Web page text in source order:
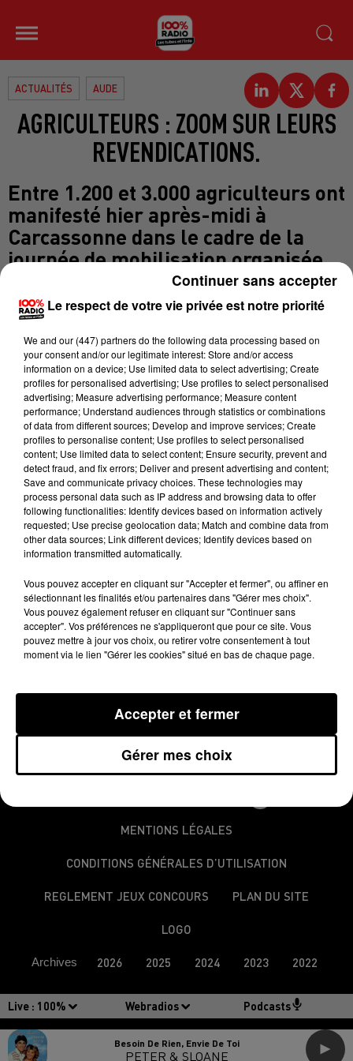
Live : 100% Webradios Podcasts
Besoin De Rien, Envie De Toi
PETER & SLOANE
ACTUALITÉS AUDE
AGRICULTEURS : ZOOM SUR LEURS
REVENDICATIONS.
Entre 1.200 et 3.000 agriculteurs ont
manifesté hier après-midi à
Carcassonne dans le cadre de la
journée de mobilisation organisée
par la FNSEA, la Fédération
nationale des Syndicats
d'Expoitants d'Agricoles Les
agriculteurs protestaient contre le
durcissement de la lutte contre la
pollution aux nitrates...Ils ont reçu
le renfort à Carcassonne des
viticulteurs, qui s'alarment du
retard de versement des aides
promises après les chutes de grêle
du début juillet… Des éleveurs en
guerre contre la présence du loup
dans la région se sont aussi joints
au mouvement. Serge Vialet, le
président de la FDSEA de l’Aude
explique ces revendications. RB,LA
Publié : 6 novembre 2014 à 9h12
MENTIONS LÉGALES
CONDITIONS GÉNÉRALES D’UTILISATION
REGLEMENT JEUX CONCOURS PLAN DU SITE
LOGO
Archives 2026 2025 2024 2023 2022
Le respect de votre vie privée est notre priorité
We and our (447) partnersdo the following data processing based on
your consent and/or our legitimate interest: Store and/or access
information on a device; Use limited data to select advertising; Create
profiles for personalised advertising; Use profiles to select personalised
advertising; Measure advertising performance; Measure content
performance; Understand audiences through statistics or combinations
of data from different sources; Develop and improve services; Create
profiles to personalise content; Use profiles to select personalised
content; Use limited data to select content; Ensure security, prevent and
detect fraud, and fix errors; Deliver and present advertising and content;
Save and communicate privacy choices. These technologies may
process personal data such as IP address and browsing data to offer
following functionalities: Identify devices based on information actively
requested; Use precise geolocation data; Match and combine data from
other data sources; Link different devices; Identify devices based on
information transmitted automatically.
Vous pouvez accepter en cliquant sur "Accepter et fermer", ou affiner en
sélectionnant les finalités et/ou partenaires dans "Gérer mes choix".
Vous pouvez également refuser en cliquant sur "Continuer sans
accepter". Vos préférences ne s'appliqueront que pour ce site. Vous
pouvez mettre à jour vos choix, ou retirer votre consentement à tout
moment via le lien "Gérer les cookies" situé en bas de chaque page.
Gérer mes choix
Accepter et fermer
Continuer sans accepter